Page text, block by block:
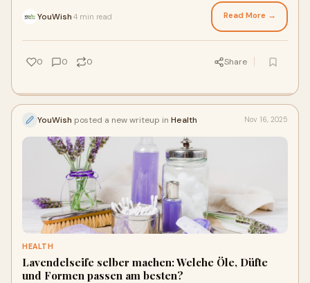
YouWish 4 min read Read More →
0 0 0 Share
YouWish posted a new writeup in Health Nov 16, 2025
HEALTH
Lavendelseife selber machen: Welche Öle, Düfte
und Formen passen am besten?